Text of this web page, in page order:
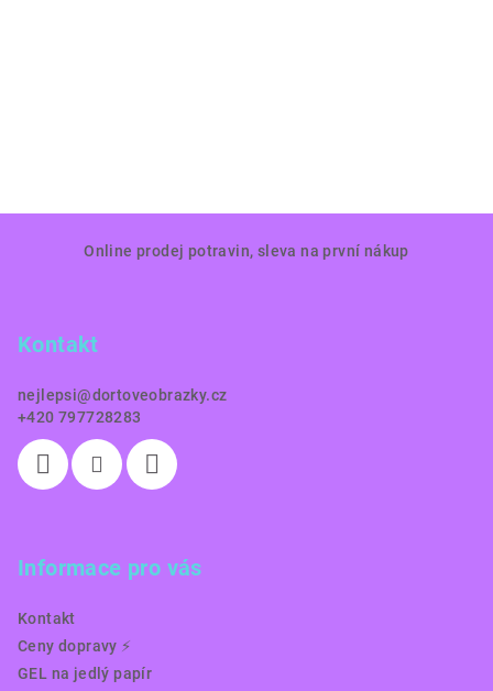
Online prodej potravin, sleva na první nákup
Kontakt
nejlepsi@dortoveobrazky.cz
+420 797728283
Informace pro vás
Kontakt
Ceny dopravy ⚡️
GEL na jedlý papír